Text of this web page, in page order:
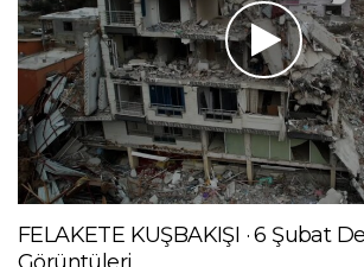
FELAKETE KUŞBAKIŞI · 6 Şubat
Görüntüleri